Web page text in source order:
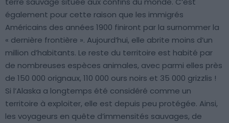
également pour cette raison que les immigrés
Américains des années 1900 finiront par la surnommer la
« dernière frontière ». Aujourd’hui, elle abrite moins d’un
million d’habitants. Le reste du territoire est habité par
de nombreuses espèces animales, avec parmi elles près
de 150 000 orignaux, 110 000 ours noirs et 35 000 grizzlis !
Si l’Alaska a longtemps été considéré comme un
territoire à exploiter, elle est depuis peu protégée. Ainsi,
les voyageurs en quête d’immensités sauvages, de